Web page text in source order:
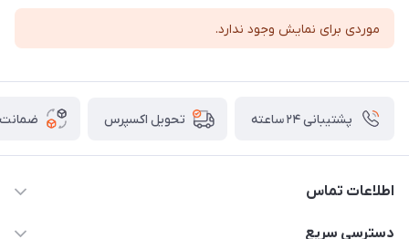
موردی برای نمایش وجود ندارد.
پشتیبانی ۲۴ ساعته تحویل اکسپرس ضمانت
اطلاعات تماس
02177111474
دسترسی سریع